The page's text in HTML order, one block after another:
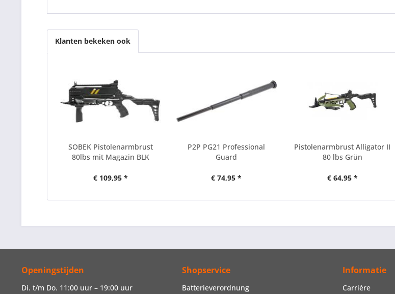
Klanten bekeken ook
SOBEK Pistolenarmbrust
80lbs mit Magazin BLK
€ 109,95 *
P2P PG21 Professional
Guard
€ 74,95 *
Pistolenarmbrust Alligator II
80 lbs Grün
€ 64,95 *
Openingstijden
Di. t/m Do. 11:00 uur – 19:00 uur
Shopservice
Batterieverordnung
Informatie
Carrière